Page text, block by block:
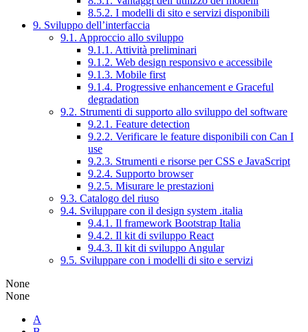
8.5.2. I modelli di sito e servizi disponibili
9. Sviluppo dell’interfaccia
9.1. Approccio allo sviluppo
9.1.1. Attività preliminari
9.1.2. Web design responsivo e accessibile
9.1.3. Mobile first
9.1.4. Progressive enhancement e Graceful
degradation
9.2. Strumenti di supporto allo sviluppo del software
9.2.1. Feature detection
9.2.2. Verificare le feature disponibili con Can I
use
9.2.3. Strumenti e risorse per CSS e JavaScript
9.2.4. Supporto browser
9.2.5. Misurare le prestazioni
9.3. Catalogo del riuso
9.4. Sviluppare con il design system .italia
9.4.1. Il framework Bootstrap Italia
9.4.2. Il kit di sviluppo React
9.4.3. Il kit di sviluppo Angular
9.5. Sviluppare con i modelli di sito e servizi
None
None
A